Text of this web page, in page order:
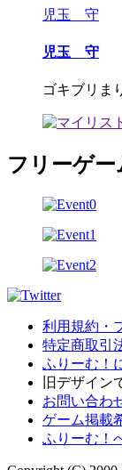
児玉 守
児玉 守
ゴキブリま
フリーゲー
利用規約・
特定商取引
ふりーむ！
旧デザイン
お問い合わ
ゲーム掲載
ふりーむ！